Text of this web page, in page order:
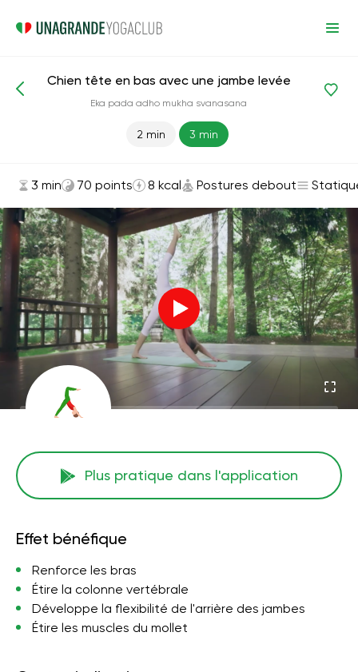
Asanas et exercices Postures debout
Chien tête en bas avec une jambe levée
Eka pada adho mukha svanasana
2 min 3 min
3 min 70 points 8 kcal Postures debout
Plus pratique dans l'application
Effet bénéfique
Renforce les bras
Étire la colonne vertébrale
Développe la flexibilité de l'arrière des jambes
Étire les muscles du mollet